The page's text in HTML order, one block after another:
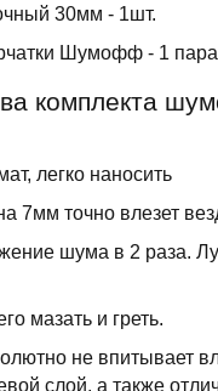
30мм - 1шт.
Шумофф - 1
комплекта
легко наносить
7мм точно влезет
шума в 2 раза.
мазать и греть.
не впитывает
слой, а также